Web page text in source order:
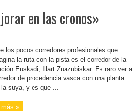
en las cronos»
los pocos corredores profesionales que
la ruta con la pista es el corredor de la
Euskadi, Illart Zuazubiskar. Es raro ver a
de procedencia vasca con una planta
la suya, y es que ...
más »